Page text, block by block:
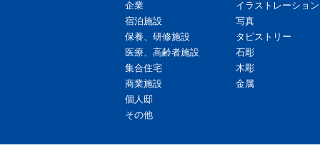
企業
宿泊施設
保養、研修施設
医療、高齢者施設
集合住宅
商業施設
個人邸
その他
イラストレーション
写真
タピストリー
石彫
木彫
金属